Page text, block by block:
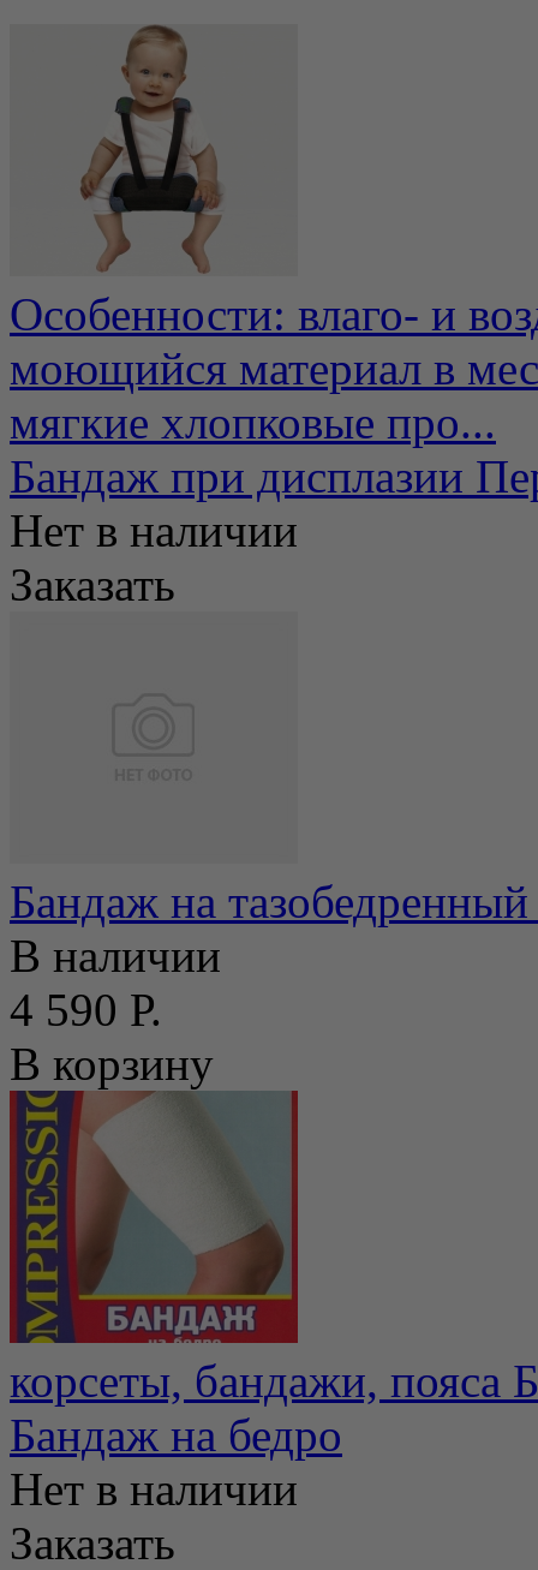
Особенности: влаго- и
моющийся материал в
мягкие хлопковые про...
Бандаж при дисплазии
Нет в наличии
Заказать
Бандаж на
В наличии
4 590 Р.
В корзину
корсеты, бандажи, пояса
Бандаж на бедро
Нет в наличии
Заказать